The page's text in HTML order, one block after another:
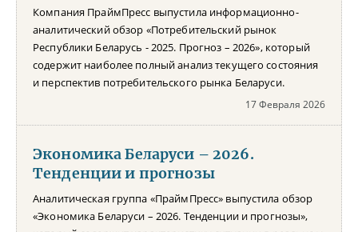
Компания ПраймПресс выпустила информационно-
аналитический обзор «Потребительский рынок
Республики Беларусь - 2025. Прогноз – 2026», который
содержит наиболее полный анализ текущего состояния
и перспектив потребительского рынка Беларуси.
17 Февраля 2026
Экономика Беларуси – 2026.
Тенденции и прогнозы
Аналитическая группа «ПраймПресс» выпустила обзор
«Экономика Беларуси – 2026. Тенденции и прогнозы»,